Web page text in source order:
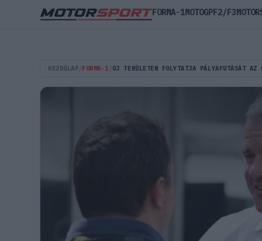
KEZDŐLAP FORMA-1 ÚJ TERÜLETEN FOLYTATJA PÁLYAFUTÁSÁT AZ
FORMA-1MOTOGPF2/F3